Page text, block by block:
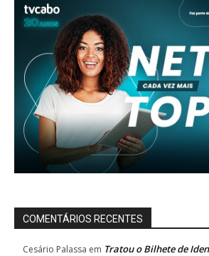
COMENTÁRIOS RECENTES
Cesário Palassa em Tratou o Bilhete de